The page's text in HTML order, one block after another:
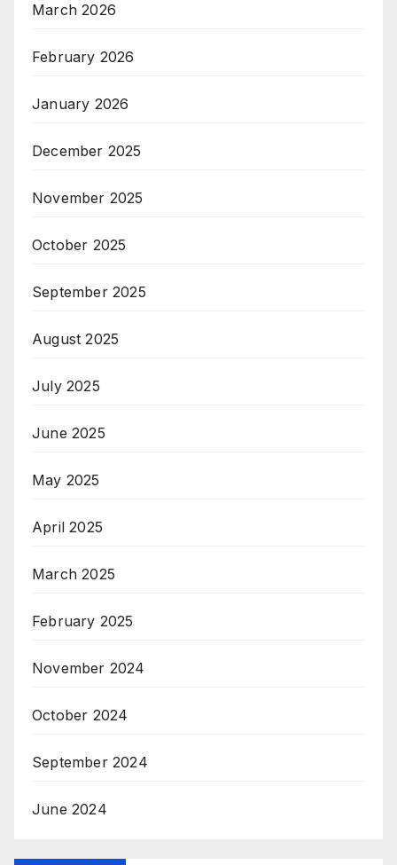
March 2026
February 2026
January 2026
December 2025
November 2025
October 2025
September 2025
August 2025
July 2025
June 2025
May 2025
April 2025
March 2025
February 2025
November 2024
October 2024
September 2024
June 2024